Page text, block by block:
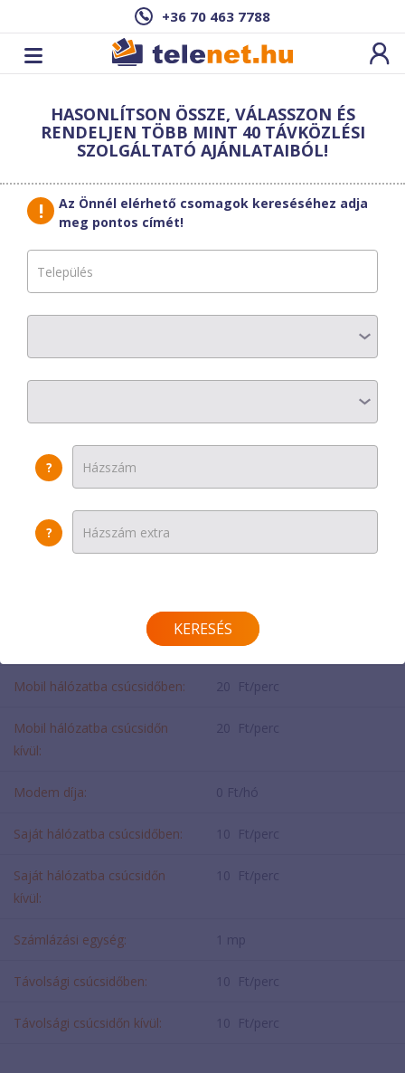
+36 70 463 7788
Ez a csomag sajnos nem elérhető az Ön
címén.Megnézem másik címen!
vissza a szolgáltatásokhoz
Moson Telecom
Puzzle Trió L
Beltéri egység:
Egyszeri díj:
0 Ft/hívás
Mobil hálózatba csúcsidőben: 20 Ft/perc
Mobil hálózatba csúcsidőn
kívül:
20 Ft/perc
Modem díja: 0 Ft/hó
Saját hálózatba csúcsidőben: 10 Ft/perc
Saját hálózatba csúcsidőn
kívül:
10 Ft/perc
Számlázási egység: 1 mp
Távolsági csúcsidőben: 10 Ft/perc
Távolsági csúcsidőn kívül: 10 Ft/perc
HASONLÍTSON ÖSSZE, VÁLASSZON ÉS
RENDELJEN TÖBB MINT 40 TÁVKÖZLÉSI
SZOLGÁLTATÓ AJÁNLATAIBÓL!
Az Önnél elérhető csomagok kereséséhez adja
meg pontos címét!
?
?
KERESÉS